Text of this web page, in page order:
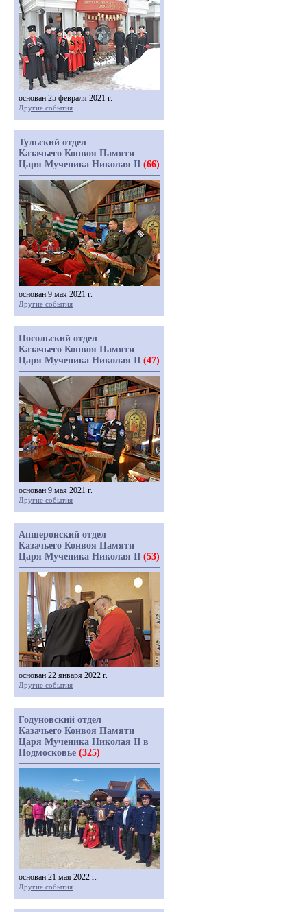
основан 25 февраля 2021 г.
Другие события
Тульский отдел
Казачьего Конвоя Памяти
Царя Мученика Николая II (66)
основан 9 мая 2021 г.
Другие события
Посольский отдел
Казачьего Конвоя Памяти
Царя Мученика Николая II (47)
основан 9 мая 2021 г.
Другие события
Апшеронский отдел
Казачьего Конвоя Памяти
Царя Мученика Николая II (53)
основан 22 января 2022 г.
Другие события
Годуновский отдел
Казачьего Конвоя Памяти
Царя Мученика Николая II в
Подмосковье (325)
основан 21 мая 2022 г.
Другие события